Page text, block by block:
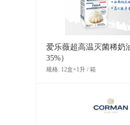
可可联盟亚马逊黑巧克
爱乐薇超高温灭菌稀奶
35%）
规格: 12盒×1升 / 箱